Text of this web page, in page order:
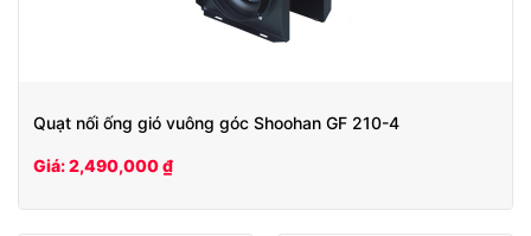
Quạt nối ống gió vuông góc Shoohan GF 210-4
Giá: 2,490,000 ₫